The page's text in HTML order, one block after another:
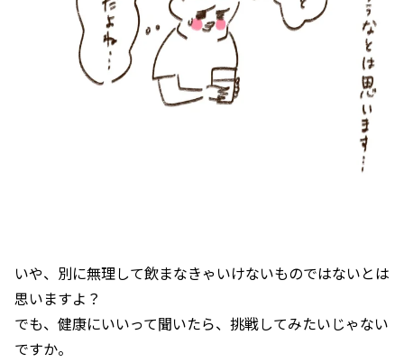
いや、別に無理して飲まなきゃいけないものではないとは
思いますよ？
でも、健康にいいって聞いたら、挑戦してみたいじゃない
ですか。